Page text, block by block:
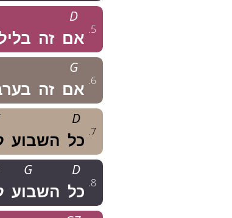
5
.
D
אם זה
6
.
G
אם זה
7
.
D
כל השבוע
8
.
D
כל
G
השבוע